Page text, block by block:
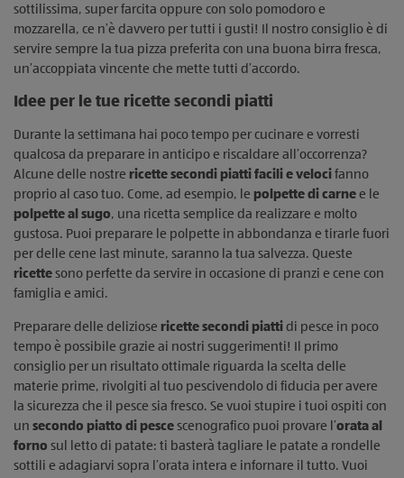
sottilissima, super farcita oppure con solo pomodoro e
mozzarella, ce n’è davvero per tutti i gusti! Il nostro consiglio è di
servire sempre la tua pizza preferita con una buona birra fresca,
un’accoppiata vincente che mette tutti d’accordo.
Idee per le tue ricette secondi piatti
Durante la settimana hai poco tempo per cucinare e vorresti
qualcosa da preparare in anticipo e riscaldare all’occorrenza?
Alcune delle nostre ricette secondi piatti facili e veloci fanno
proprio al caso tuo. Come, ad esempio, le polpette di carne e le
polpette al sugo, una ricetta semplice da realizzare e molto
gustosa. Puoi preparare le polpette in abbondanza e tirarle fuori
per delle cene last minute, saranno la tua salvezza. Queste
ricette sono perfette da servire in occasione di pranzi e cene con
famiglia e amici.
Preparare delle deliziose ricette secondi piatti di pesce in poco
tempo è possibile grazie ai nostri suggerimenti! Il primo
consiglio per un risultato ottimale riguarda la scelta delle
materie prime, rivolgiti al tuo pescivendolo di fiducia per avere
la sicurezza che il pesce sia fresco. Se vuoi stupire i tuoi ospiti con
un secondo piatto di pesce scenografico puoi provare l’orata al
forno sul letto di patate: ti basterà tagliare le patate a rondelle
sottili e adagiarvi sopra l’orata intera e infornare il tutto. Vuoi